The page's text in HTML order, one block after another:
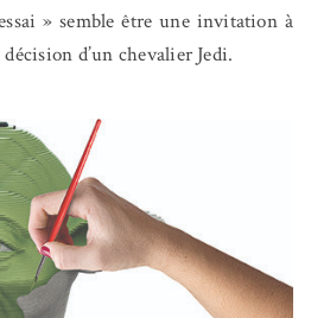
» semble être une invitation à
d’un chevalier Jedi.